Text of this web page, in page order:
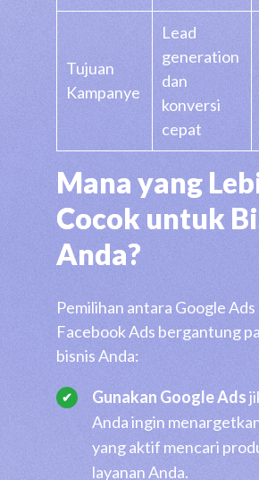
Tujuan
Kampanye
Lead
generation
dan
konversi
cepat
Mana yang
Cocok untuk
Anda?
Pemilihan antara Google Ads
Facebook Ads bergantung
bisnis Anda:
Gunakan Google Ads
Anda ingin
yang aktif mencari
layanan Anda.